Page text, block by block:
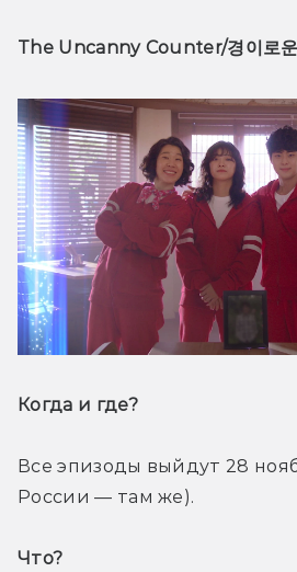
The Uncanny Counter/경이로
Когда и где?
Все эпизоды выйдут 28
России — там же).
Что?